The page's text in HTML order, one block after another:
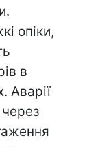
опіки,
в
Аварії